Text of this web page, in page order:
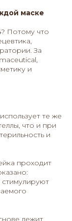
маске
Потому что
За
и
те же
что и при
и
проходит
стимулируют
лежит